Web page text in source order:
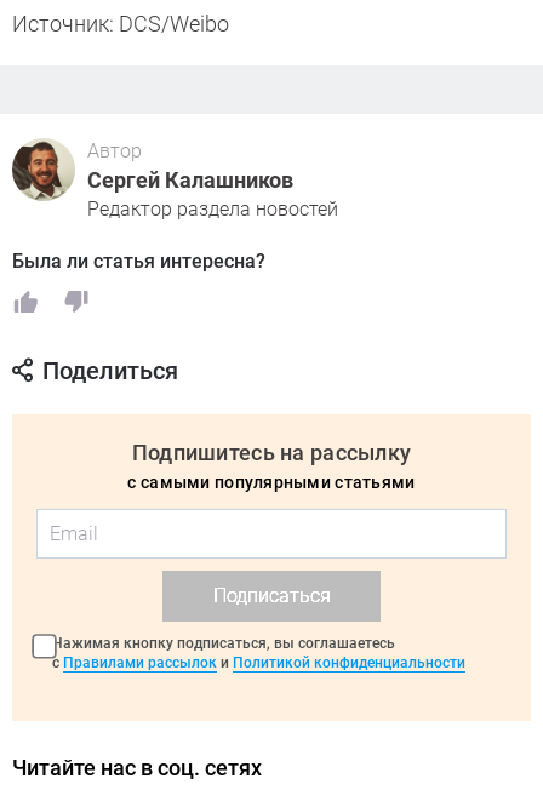
Источник: DCS/Weibo
Автор
Сергей Калашников
Редактор раздела новостей
Была ли статья интересна?
Поделиться
Подпишитесь на рассылку
с самыми популярными статьями
Подписаться
Нажимая кнопку подписаться, вы соглашаетесь
с Правилами рассылок и Политикой конфиденциальности
Читайте нас в соц. сетях